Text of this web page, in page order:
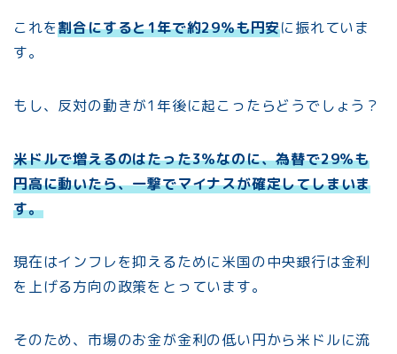
これを割合にすると1年で約29％も円安に振れていま
す。
もし、反対の動きが1年後に起こったらどうでしょう？
米ドルで増えるのはたった3％なのに、為替で29％も
円高に動いたら、一撃でマイナスが確定してしまいま
す。
現在はインフレを抑えるために米国の中央銀行は金利
を上げる方向の政策をとっています。
そのため、市場のお金が金利の低い円から米ドルに流